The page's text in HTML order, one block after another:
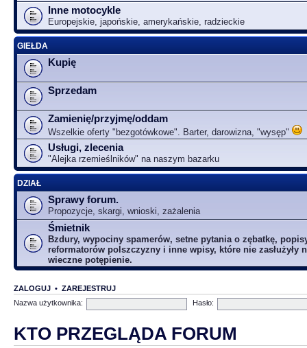
Inne motocykle
Europejskie, japońskie, amerykańskie, radzieckie
GIEŁDA
Kupię
Sprzedam
Zamienię/przyjmę/oddam
Wszelkie oferty "bezgotówkowe". Barter, darowizna, "wysęp"
Usługi, zlecenia
"Alejka rzemieślników" na naszym bazarku
DZIAŁ
Sprawy forum.
Propozycje, skargi, wnioski, zażalenia
Śmietnik
Bzdury, wypociny spamerów, setne pytania o zębatkę,
reformatorów polszczyzny i inne wpisy, które nie zasłużyły
wieczne potępienie.
ZALOGUJ • ZAREJESTRUJ
Nazwa użytkownika:
Hasło:
KTO PRZEGLĄDA FORUM